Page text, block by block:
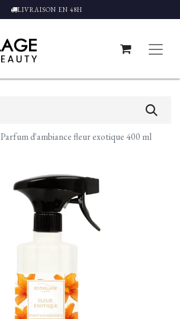
LIVRAISON EN 48H
Parfum d'ambiance fleur exotique 400 ml